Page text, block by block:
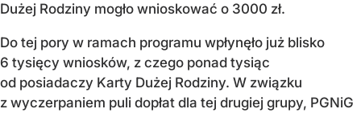
Dużej Rodziny mogło wnioskować o 3000 zł.
Do tej pory w ramach programu wpłynęło już blisko
6 tysięcy wniosków, z czego ponad tysiąc
od posiadaczy Karty Dużej Rodziny. W związku
z wyczerpaniem puli dopłat dla tej drugiej grupy, PGNiG